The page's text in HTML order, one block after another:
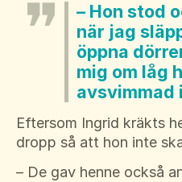
– Hon stod
när jag
öppna
mig om låg
avsvimmad
Eftersom Ingrid kräkts
dropp så att hon inte
– De gav henne också